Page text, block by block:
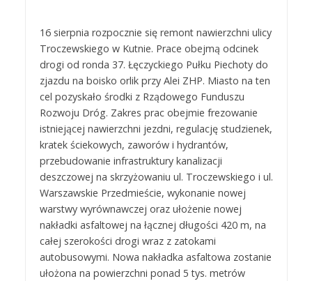
16 sierpnia rozpocznie się remont nawierzchni ulicy
Troczewskiego w Kutnie. Prace obejmą odcinek
drogi od ronda 37. Łęczyckiego Pułku Piechoty do
zjazdu na boisko orlik przy Alei ZHP. Miasto na ten
cel pozyskało środki z Rządowego Funduszu
Rozwoju Dróg. Zakres prac obejmie frezowanie
istniejącej nawierzchni jezdni, regulację studzienek,
kratek ściekowych, zaworów i hydrantów,
przebudowanie infrastruktury kanalizacji
deszczowej na skrzyżowaniu ul. Troczewskiego i ul.
Warszawskie Przedmieście, wykonanie nowej
warstwy wyrównawczej oraz ułożenie nowej
nakładki asfaltowej na łącznej długości 420 m, na
całej szerokości drogi wraz z zatokami
autobusowymi. Nowa nakładka asfaltowa zostanie
ułożona na powierzchni ponad 5 tys. metrów